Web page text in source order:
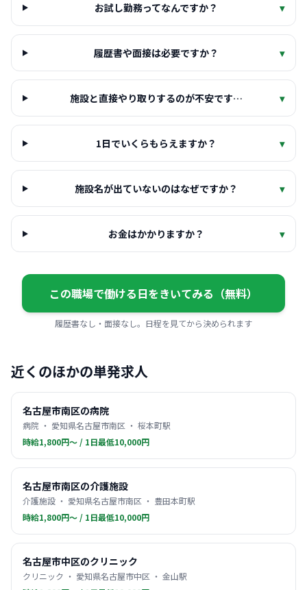
お試し勤務ってなんですか？ ▾
履歴書や面接は必要ですか？ ▾
施設と直接やり取りするのが不安です… ▾
1日でいくらもらえますか？ ▾
施設名が出ていないのはなぜですか？ ▾
お金はかかりますか？ ▾
この職場で働ける日をきいてみる（無料）
履歴書なし・面接なし。日程を見てから決められます
近くのほかの単発求人
名古屋市南区の病院
病院 ・ 愛知県名古屋市南区 ・ 桜本町駅
時給1,800円〜 / 1日最低10,000円
名古屋市南区の介護施設
介護施設 ・ 愛知県名古屋市南区 ・ 豊田本町駅
時給1,800円〜 / 1日最低10,000円
名古屋市中区のクリニック
クリニック ・ 愛知県名古屋市中区 ・ 金山駅